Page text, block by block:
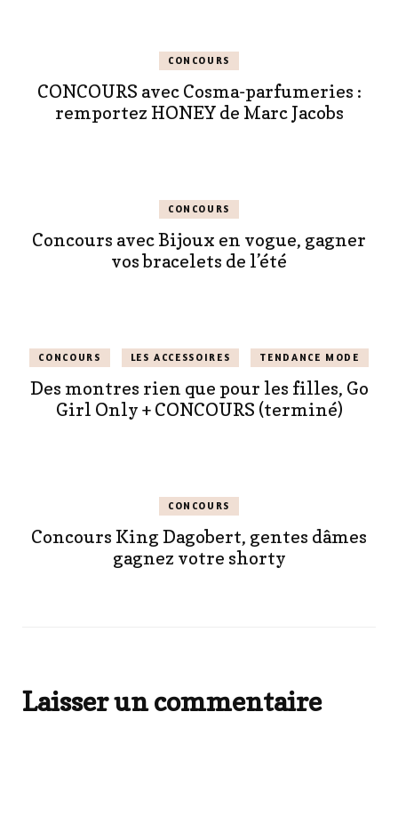
CONCOURS
CONCOURS avec Cosma-parfumeries :
remportez HONEY de Marc Jacobs
CONCOURS
Concours avec Bijoux en vogue, gagner
vos bracelets de l’été
CONCOURS LES ACCESSOIRES TENDANCE MODE
Des montres rien que pour les filles, Go
Girl Only + CONCOURS (terminé)
CONCOURS
Concours King Dagobert, gentes dâmes
gagnez votre shorty
Laisser un commentaire